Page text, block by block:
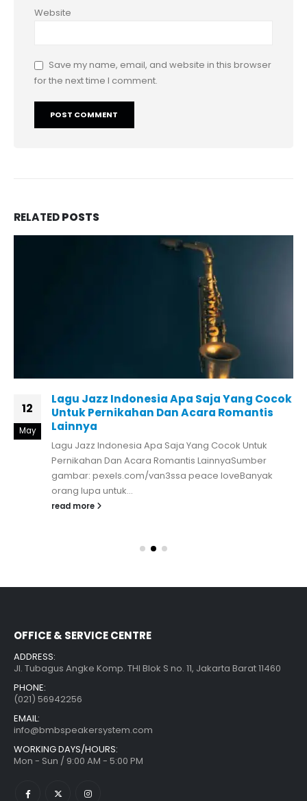
Website
Save my name, email, and website in this browser
for the next time I comment.
RELATEDPOSTS
12
May
Lagu Jazz Indonesia Apa Saja Yang Cocok
Untuk Pernikahan Dan Acara Romantis
Lainnya
Lagu Jazz Indonesia Apa Saja Yang Cocok Untuk
Pernikahan Dan Acara Romantis LainnyaSumber
gambar: pexels.com/van3ssa peace loveBanyak
orang lupa untuk...
read more
OFFICE & SERVICE CENTRE
ADDRESS:
Jl. Tubagus Angke Komp. THI Blok S no. 11, Jakarta Barat 11460
PHONE:
(021) 56942256
EMAIL:
info@bmbspeakersystem.com
WORKING DAYS/HOURS:
Mon - Sun / 9:00 AM - 5:00 PM